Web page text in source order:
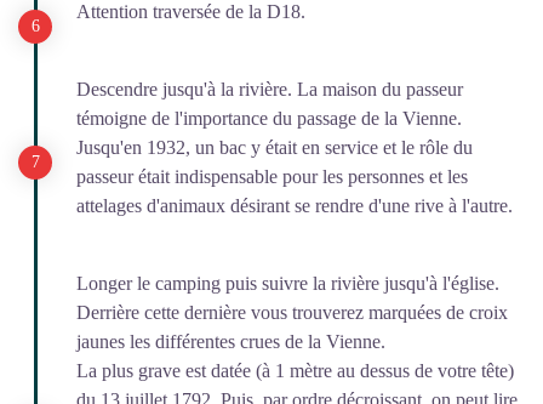
Attention traversée de la D18.
Descendre jusqu'à la rivière. La maison du passeur
témoigne de l'importance du passage de la Vienne.
Jusqu'en 1932, un bac y était en service et le rôle du
passeur était indispensable pour les personnes et les
attelages d'animaux désirant se rendre d'une rive à l'autre.
Longer le camping puis suivre la rivière jusqu'à l'église.
Derrière cette dernière vous trouverez marquées de croix
jaunes les différentes crues de la Vienne.
La plus grave est datée (à 1 mètre au dessus de votre tête)
du 13 juillet 1792. Puis, par ordre décroissant, on peut lire